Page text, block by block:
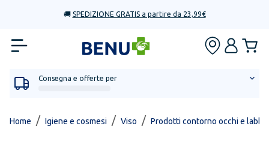
🚚 SPEDIZIONE GRATIS a partire da 23,99€
Consegna e offerte per
Home / Igiene e cosmesi / Viso / Prodotti contorno occhi e